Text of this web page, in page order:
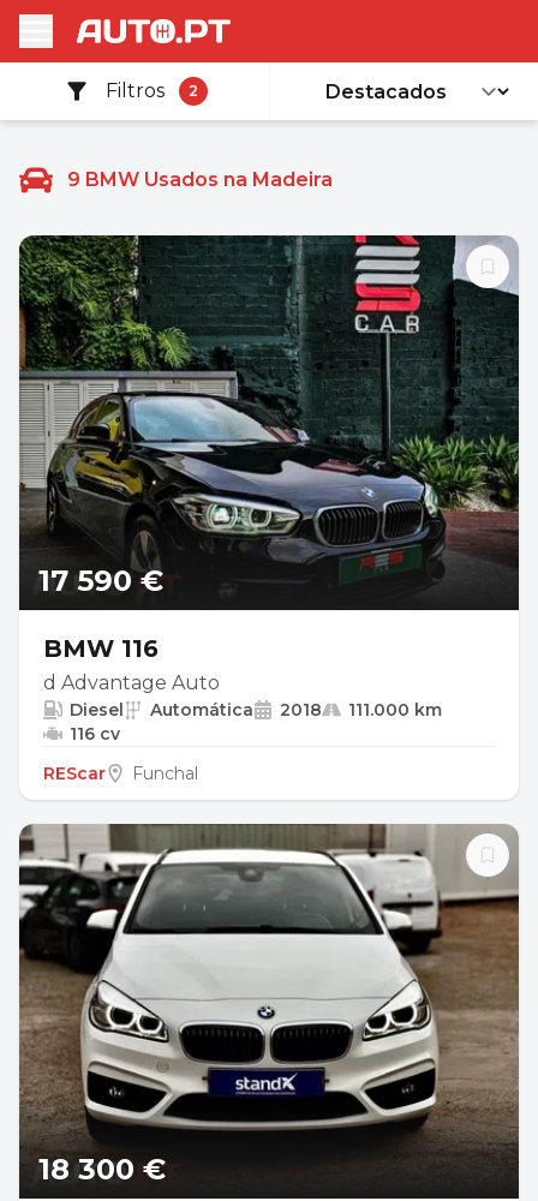
Filtros 2
9 BMW Usados na Madeira
17 590 €
BMW 116
d Advantage Auto
Diesel Automática 2018
111.000 km
116 cv
REScar
Funchal
18 300 €